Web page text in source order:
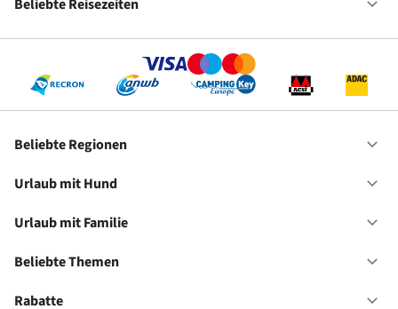
Beliebte Reisezeiten
Beliebte Regionen
Urlaub mit Hund
Urlaub mit Familie
Beliebte Themen
Rabatte